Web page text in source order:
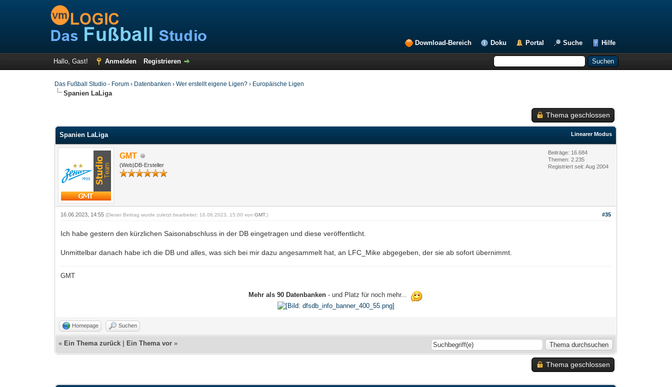
Download-Bereich Doku Portal Suche Hilfe
Hallo, Gast! Anmelden Registrieren
Das Fußball Studio - Forum › Datenbanken ›Wer erstellt eigene Ligen? › Europäische Ligen
Spanien LaLiga
Thema geschlossen
Linearer Modus
Spanien LaLiga
GMT
(Web)DB-Ersteller
Beiträge: 16.684
Themen: 2.235
Registriert seit: Aug 2004
#35
16.06.2023, 14:55(Dieser Beitrag wurde zuletzt bearbeitet: 16.06.2023, 15:00 vonGMT.)
Ich habe gestern den kürzlichen Saisonabschluss in der DB eingetragen und diese veröffentlicht.
Unmittelbar danach habe ich die DB und alles, was sich bei mir dazu angesammelt hat, an LFC_Mike abgegeben, der sie ab sofort übernimmt.
GMT
Mehr als 90 Datenbanken - und Platz für noch mehr...
Homepage Suchen
« Ein Thema zurück Ein Thema vor »
Thema geschlossen